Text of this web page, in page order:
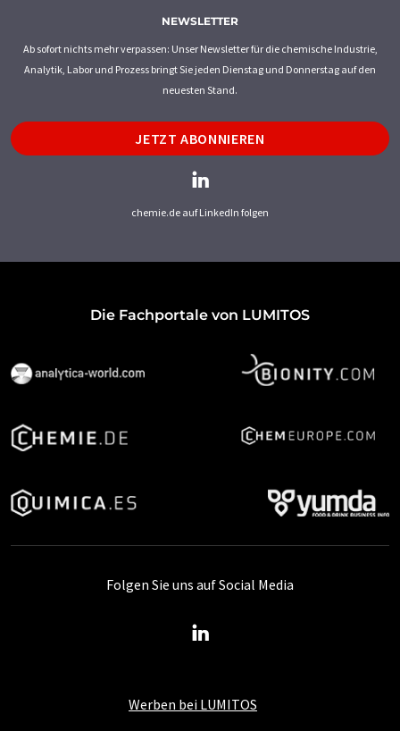
NEWSLETTER
Ab sofort nichts mehr verpassen: Unser Newsletter für die chemische Industrie,
Analytik, Labor und Prozess bringt Sie jeden Dienstag und Donnerstag auf den
neuesten Stand.
JETZT ABONNIEREN
chemie.de auf LinkedIn folgen
Die Fachportale von LUMITOS
Werben bei LUMITOS
Folgen Sie uns auf Social Media